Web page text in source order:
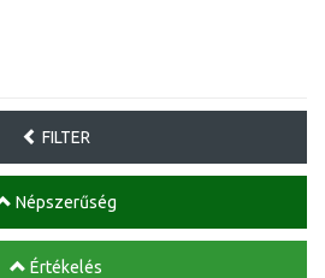
FILTER
Népszerűség
Értékelés